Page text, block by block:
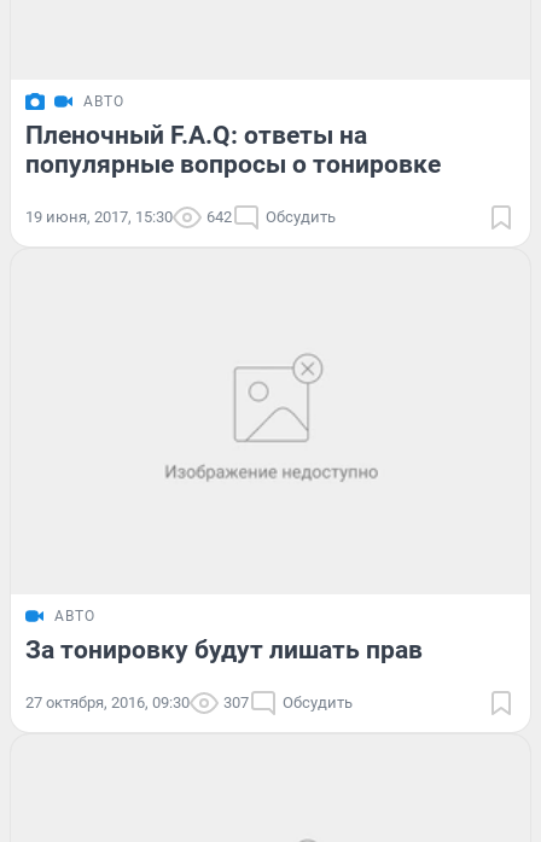
АВТО
Пленочный F.A.Q: ответы на
популярные вопросы о тонировке
19 июня, 2017, 15:30 642 Обсудить
АВТО
За тонировку будут лишать прав
27 октября, 2016, 09:30 307 Обсудить